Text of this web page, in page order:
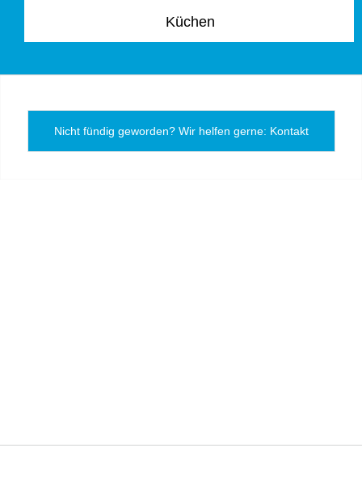
Küchen
Nicht fündig geworden? Wir helfen gerne: Kontakt